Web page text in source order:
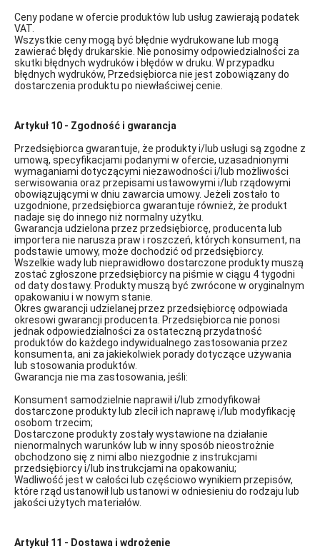
Ceny podane w ofercie produktów lub usług zawierają podatek
VAT.
Wszystkie ceny mogą być błędnie wydrukowane lub mogą
zawierać błędy drukarskie. Nie ponosimy odpowiedzialności za
skutki błędnych wydruków i błędów w druku. W przypadku
błędnych wydruków, Przedsiębiorca nie jest zobowiązany do
dostarczenia produktu po niewłaściwej cenie.
Artykuł 10 - Zgodność i gwarancja
Przedsiębiorca gwarantuje, że produkty i/lub usługi są zgodne z
umową, specyfikacjami podanymi w ofercie, uzasadnionymi
wymaganiami dotyczącymi niezawodności i/lub możliwości
serwisowania oraz przepisami ustawowymi i/lub rządowymi
obowiązującymi w dniu zawarcia umowy. Jeżeli zostało to
uzgodnione, przedsiębiorca gwarantuje również, że produkt
nadaje się do innego niż normalny użytku.
Gwarancja udzielona przez przedsiębiorcę, producenta lub
importera nie narusza praw i roszczeń, których konsument, na
podstawie umowy, może dochodzić od przedsiębiorcy.
Wszelkie wady lub nieprawidłowo dostarczone produkty muszą
zostać zgłoszone przedsiębiorcy na piśmie w ciągu 4 tygodni
od daty dostawy. Produkty muszą być zwrócone w oryginalnym
opakowaniu i w nowym stanie.
Okres gwarancji udzielanej przez przedsiębiorcę odpowiada
okresowi gwarancji producenta. Przedsiębiorca nie ponosi
jednak odpowiedzialności za ostateczną przydatność
produktów do każdego indywidualnego zastosowania przez
konsumenta, ani za jakiekolwiek porady dotyczące używania
lub stosowania produktów.
Gwarancja nie ma zastosowania, jeśli:
Konsument samodzielnie naprawił i/lub zmodyfikował
dostarczone produkty lub zlecił ich naprawę i/lub modyfikację
osobom trzecim;
Dostarczone produkty zostały wystawione na działanie
nienormalnych warunków lub w inny sposób nieostrożnie
obchodzono się z nimi albo niezgodnie z instrukcjami
przedsiębiorcy i/lub instrukcjami na opakowaniu;
Wadliwość jest w całości lub częściowo wynikiem przepisów,
które rząd ustanowił lub ustanowi w odniesieniu do rodzaju lub
jakości użytych materiałów.
Artykuł 11 - Dostawa i wdrożenie